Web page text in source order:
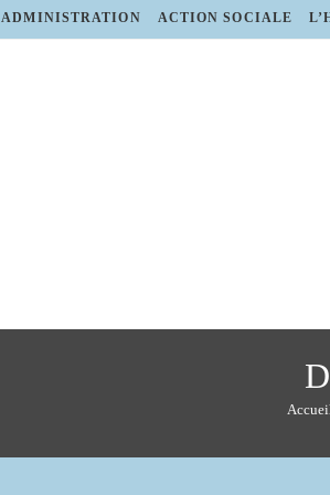
ADMINISTRATION ACTION SOCIALE